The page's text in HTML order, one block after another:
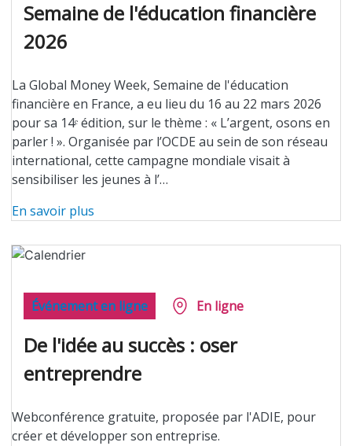
Semaine de l'éducation financière
2026
La Global Money Week, Semaine de l'éducation
financière en France, a eu lieu du 16 au 22 mars 2026
pour sa 14ᵉ édition, sur le thème : « L’argent, osons en
parler ! ». Organisée par l’OCDE au sein de son réseau
international, cette campagne mondiale visait à
sensibiliser les jeunes à l’…
En savoir plus
De l'idée au succès : oser
entreprendre
Événement en ligne En ligne
Webconférence gratuite, proposée par l'ADIE, pour
créer et développer son entreprise.